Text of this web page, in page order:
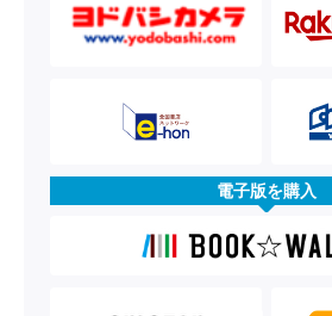
電子版を購入